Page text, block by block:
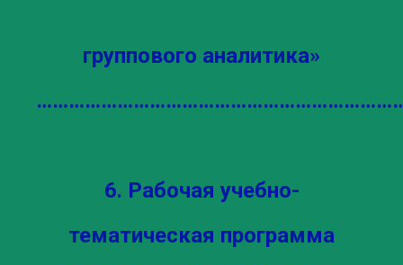
группового аналитика»
6. Рабочая учебно-
тематическая программа